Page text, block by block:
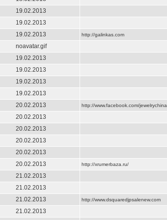
19.02.2013
19.02.2013
19.02.2013 http://galinkas.com
noavatar.gif
19.02.2013
19.02.2013
19.02.2013
19.02.2013
20.02.2013 http://www.facebook.com/jewelrychina
20.02.2013
20.02.2013
20.02.2013
20.02.2013
20.02.2013 http://xrumerbaza.ru/
21.02.2013
21.02.2013
21.02.2013 http://www.dsquaredjpsalenew.com
21.02.2013